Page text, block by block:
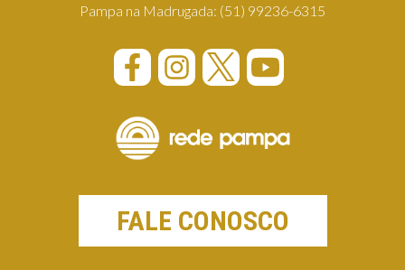
Pampa na Madrugada: (51) 99236-6315
FALE CONOSCO